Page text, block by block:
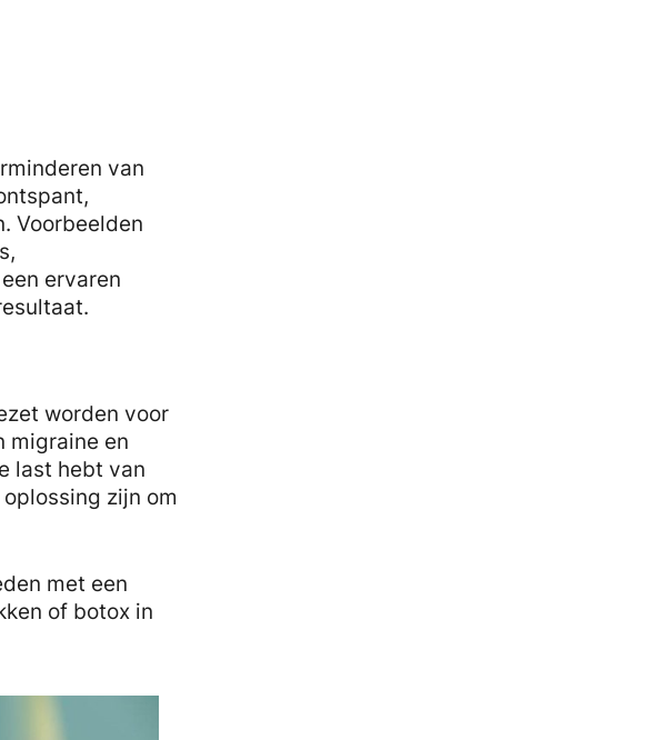
van
Voorbeelden
ervaren
worden voor
migraine en
last hebt van
zijn om
met een
of botox in